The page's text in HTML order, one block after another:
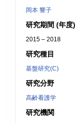
岡本 響子
研究期間 (年度)
2015 – 2018
研究種目
基盤研究(C)
研究分野
高齢看護学
研究機関